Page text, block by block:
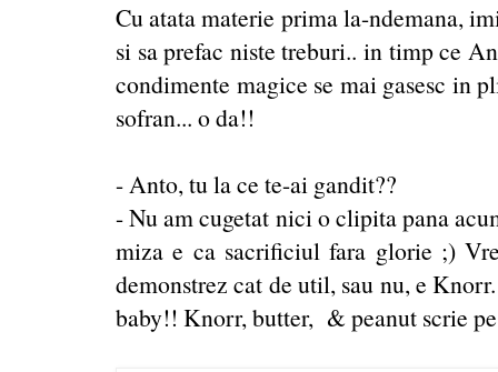
Cu atata materie prima la-ndemana,
si sa prefac niste treburi.. in timp ce
condimente magice se mai gasesc in
sofran... o da!!
- Anto, tu la ce te-ai gandit??
- Nu am cugetat nici o clipita pana
miza e ca sacrificiul fara glorie ;)
demonstrez cat de util, sau nu, e
baby!! Knorr, butter, & peanut scrie